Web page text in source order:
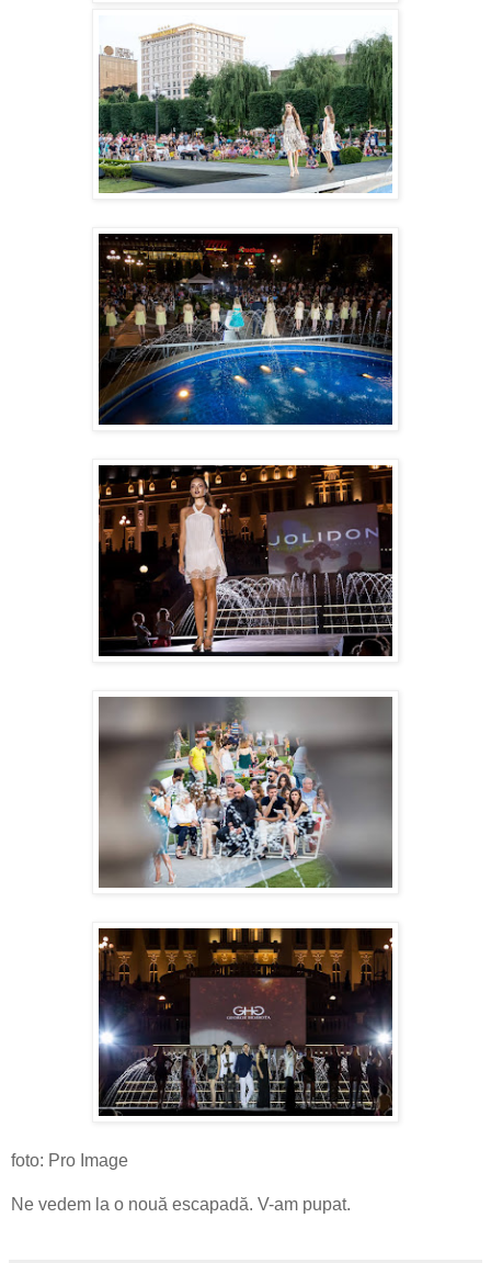
foto: Pro Image
Ne vedem la o nouă escapadă. V-am pupat.